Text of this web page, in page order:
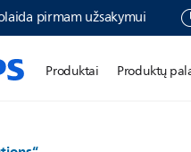
pirmam užsakymui
Produktai Produktų